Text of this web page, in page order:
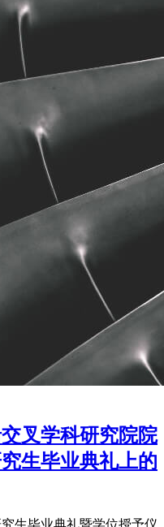
叉学科研究院院
生毕业典礼上的
生毕业典礼暨学位授予仪